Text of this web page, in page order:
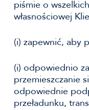
piśmie o
własnościowej
(i) zapewnić, aby
(i) odpowiednio
przemieszczanie
odpowiednie
przeładunku,